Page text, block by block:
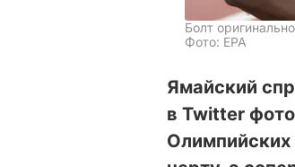
Болт
Фото: EPA
Ямайский
в Twitter